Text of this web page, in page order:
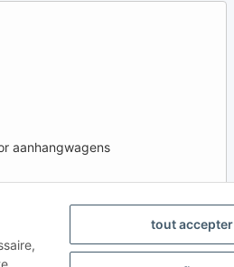
tout accepter
aanhangwagens
REGIÓN E IDIOMA